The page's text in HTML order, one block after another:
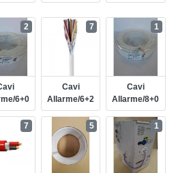
6+0
2
Cavi
Allarme/6+2
7
Cavi
Allarme/8+0
1
7 5 1